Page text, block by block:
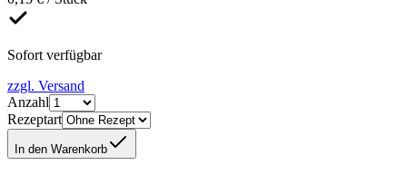
Sofort verfügbar
zzgl. Versand
Anzahl
Rezeptart
In den Warenkorb